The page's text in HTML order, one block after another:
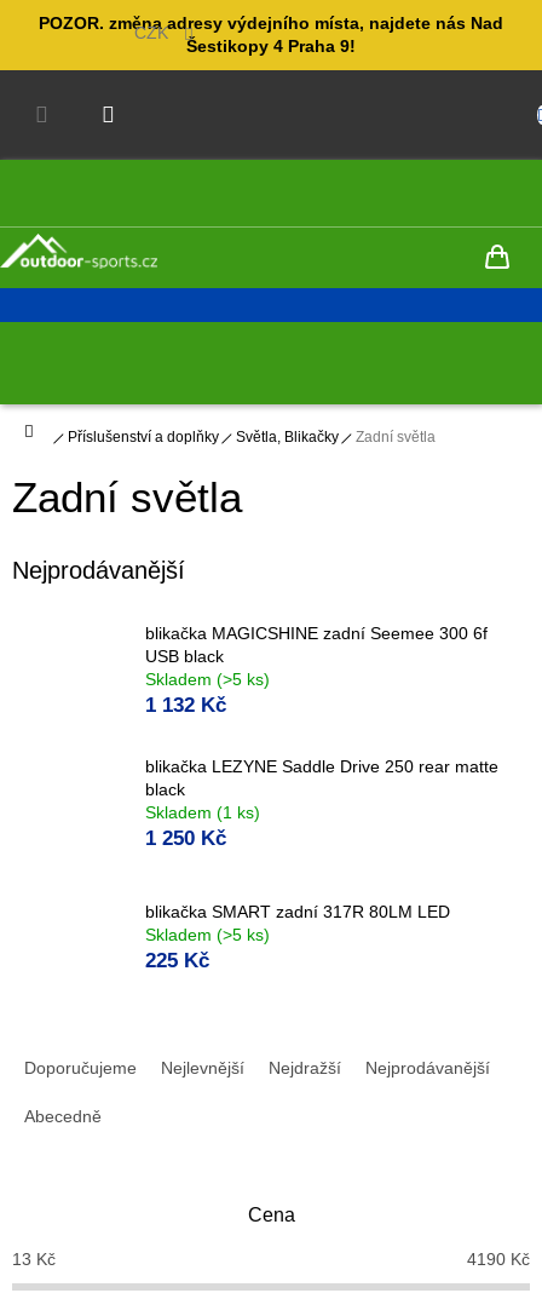
POZOR. změna adresy výdejního místa, najdete nás Nad
Šestikopy 4 Praha 9!
CZK
NÁKUPNÍ
KOŠÍK
Domů
Příslušenství a doplňky Světla, Blikačky Zadní světla
Zadní světla
Nejprodávanější
blikačka MAGICSHINE zadní Seemee 300 6f
USB black
Skladem (>5 ks)
1 132 Kč
blikačka LEZYNE Saddle Drive 250 rear matte
black
Skladem (1 ks)
1 250 Kč
blikačka SMART zadní 317R 80LM LED
Skladem (>5 ks)
225 Kč
o
d
Doporučujeme Nejlevnější Nejdražší Nejprodávanější
Abecedně
Cena
13 Kč 4190 Kč